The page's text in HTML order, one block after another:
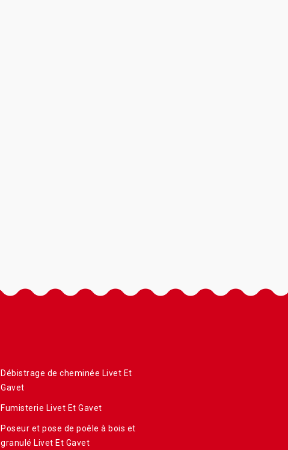
Débistrage de cheminée Livet Et
Gavet
Fumisterie Livet Et Gavet
Poseur et pose de poêle à bois et
granulé Livet Et Gavet